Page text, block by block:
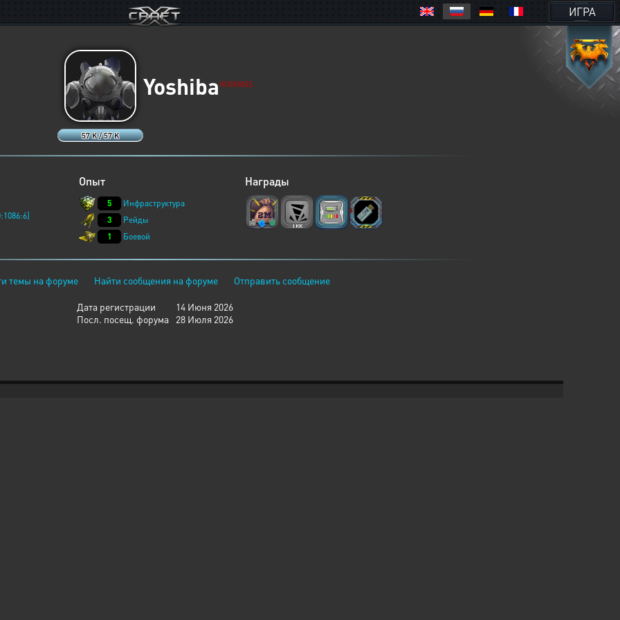
ИГРА
57 K / 57 K
Yoshiba HUMANS
Опыт
5
Инфраструктура
3
Рейды
1
Боевой
Награды
темы на форуме Найти сообщения на форуме Отправить сообщение
Дата регистрации
14 Июня 2026
Посл. посещ. форума
28 Июля 2026